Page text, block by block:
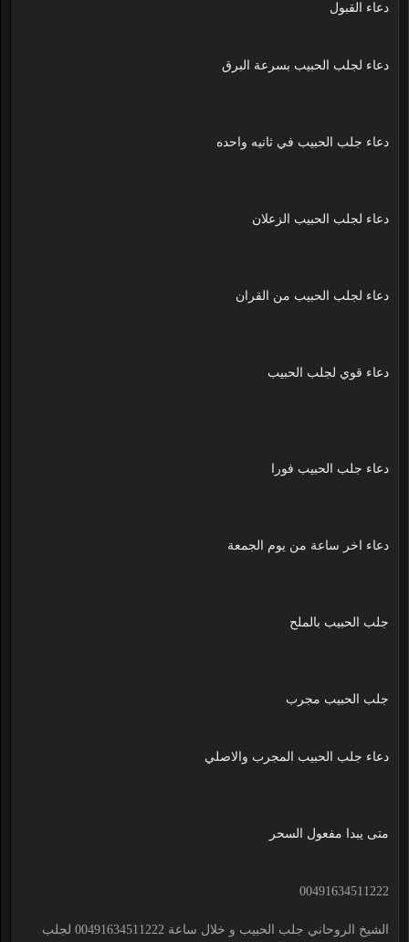
دعاء القبول
دعاء لجلب الحبيب بسرعة البرق
دعاء جلب الحبيب في ثانيه واحده
دعاء لجلب الحبيب الزعلان
دعاء لجلب الحبيب من القران
دعاء قوي لجلب الحبيب
دعاء جلب الحبيب فورا
دعاء اخر ساعة من يوم الجمعة
جلب الحبيب بالملح
جلب الحبيب مجرب
دعاء جلب الحبيب المجرب والاصلي
متى يبدا مفعول السحر
00491634511222
الشيخ الروحاني جلب الحبيب و خلال ساعة 00491634511222 لجلب